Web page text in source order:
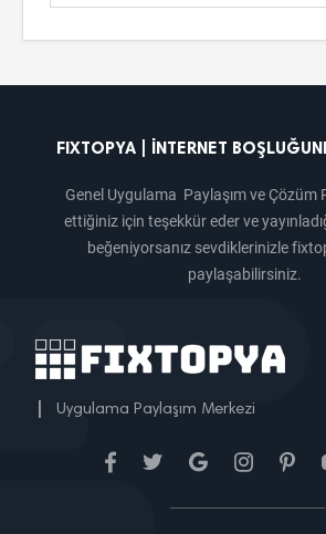
FIXTOPYA | İNTERNET
Genel Uygulama Paylaşım ve Çözüm
ettiğiniz için teşekkür eder ve
beğeniyorsanız sevdiklerinizle
paylaşabilirsiniz.
Uygulama Paylaşım Merkezi